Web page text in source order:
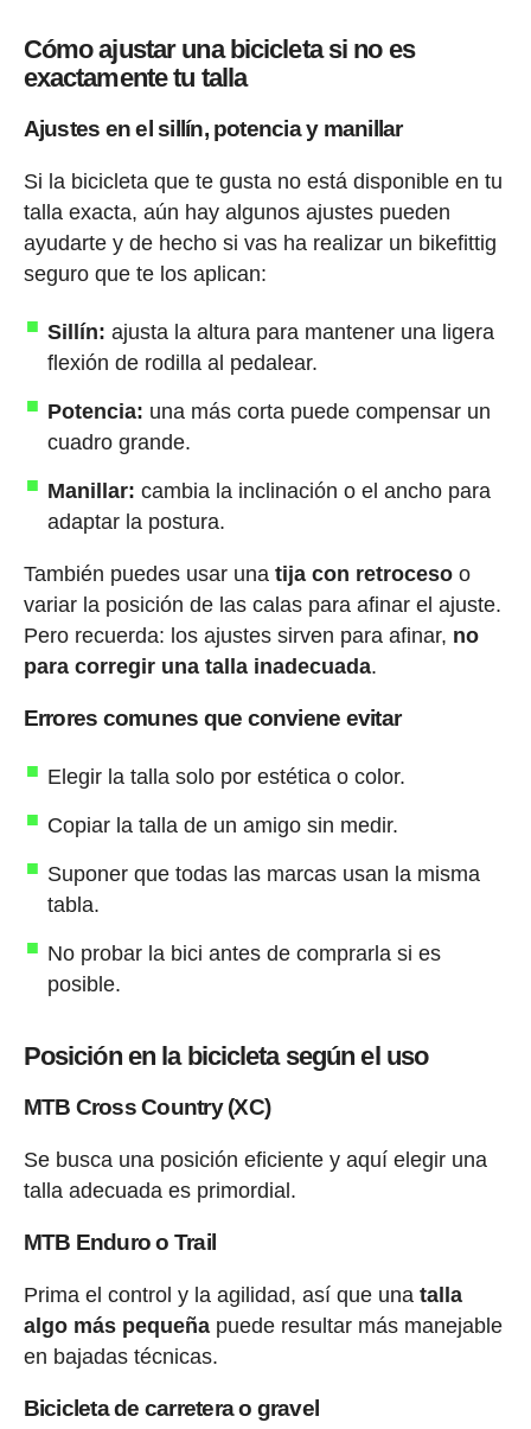
Cómo ajustar una bicicleta si no es
exactamente tu talla
Ajustes en el sillín, potencia y manillar
Si la bicicleta que te gusta no está disponible en tu
talla exacta, aún hay algunos ajustes pueden
ayudarte y de hecho si vas ha realizar un bikefittig
seguro que te los aplican:
Sillín: ajusta la altura para mantener una ligera
flexión de rodilla al pedalear.
Potencia: una más corta puede compensar un
cuadro grande.
Manillar: cambia la inclinación o el ancho para
adaptar la postura.
También puedes usar una tija con retrocesoo
variar la posición de las calas para afinar el ajuste.
Pero recuerda: los ajustes sirven para afinar, no
para corregir una talla inadecuada.
Errores comunes que conviene evitar
Elegir la talla solo por estética o color.
Copiar la talla de un amigo sin medir.
Suponer que todas las marcas usan la misma
tabla.
No probar la bici antes de comprarla si es
posible.
Posición en la bicicleta según el uso
MTB Cross Country (XC)
Se busca una posición eficiente y aquí elegir una
talla adecuada es primordial.
MTB Enduro o Trail
Prima el control y la agilidad, así que una talla
algo más pequeñapuede resultar más manejable
en bajadas técnicas.
Bicicleta de carretera o gravel